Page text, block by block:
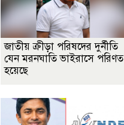
জাতীয় ক্রীড়া পরিষদের দুর্নীতি
যেন মরনঘাতি ভাইরাসে পরিণত
হয়েছে